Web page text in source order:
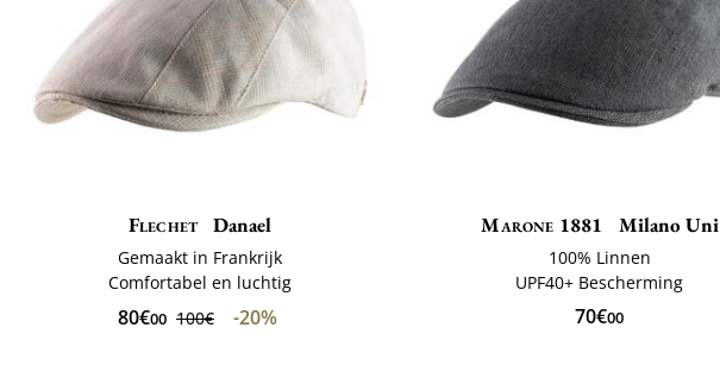
Flechet Danael
Gemaakt in Frankrijk
Comfortabel en luchtig
80€00 100€ -20%
Marone 1881 Milano Uni
100% Linnen
UPF40+ Bescherming
70€00